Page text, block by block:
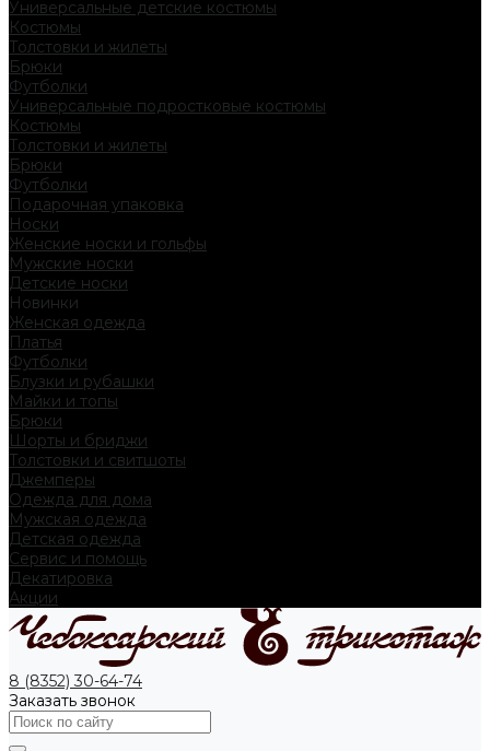
Универсальные детские костюмы
Костюмы
Толстовки и жилеты
Брюки
Футболки
Универсальные подростковые костюмы
Костюмы
Толстовки и жилеты
Брюки
Футболки
Подарочная упаковка
Носки
Женские носки и гольфы
Мужские носки
Детские носки
Новинки
Женская одежда
Платья
Футболки
Блузки и рубашки
Майки и топы
Брюки
Шорты и бриджи
Толстовки и свитшоты
Джемперы
Одежда для дома
Мужская одежда
Детская одежда
Сервис и помощь
Декатировка
Акции
8 (8352) 30-64-74
Заказать звонок